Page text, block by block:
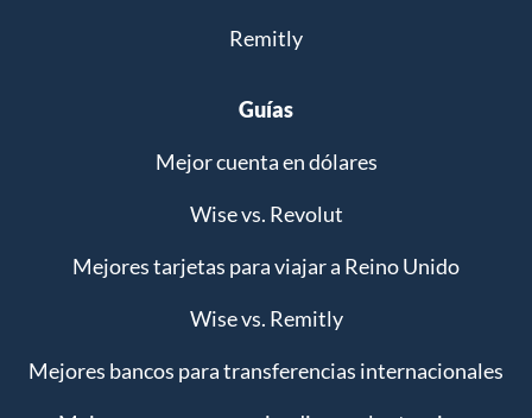
Remitly
Guías
Mejor cuenta en dólares
Wise vs. Revolut
Mejores tarjetas para viajar a Reino Unido
Wise vs. Remitly
Mejores bancos para transferencias internacionales